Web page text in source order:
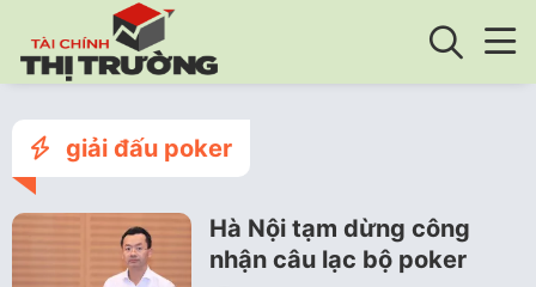
giải đấu poker
Hà Nội tạm dừng công
nhận câu lạc bộ poker